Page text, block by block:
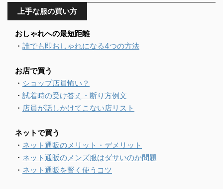
上手な服の買い方
おしゃれへの最短距離
・ 誰でも即おしゃれになる4つの方法
お店で買う
・ ショップ店員怖い？
・ 試着時の受け答え・断り方例文
・ 店員が話しかけてこない店リスト
ネットで買う
・ ネット通販のメリット・デメリット
・ ネット通販のメンズ服はダサいのか問題
・ ネット通販を賢く使うコツ